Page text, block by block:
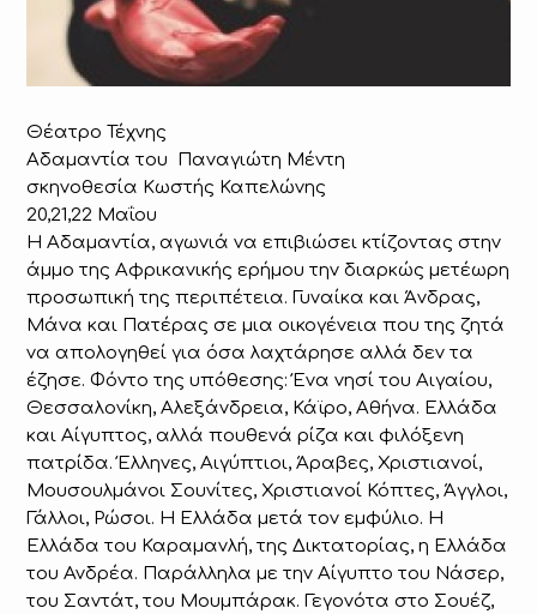
Θέατρο Τέχνης
Αδαμαντία του Παναγιώτη Μέντη
σκηνοθεσία Κωστής Καπελώνης
20,21,22 Μαΐου
Η Αδαμαντία, αγωνιά να επιβιώσει κτίζοντας στην
άµµο της Αφρικανικής ερήµου την διαρκώς μετέωρη
προσωπική της περιπέτεια. Γυναίκα και Άνδρας,
Μάνα και Πατέρας σε µια οικογένεια που της ζητά
να απολογηθεί για όσα λαχτάρησε αλλά δεν τα
έζησε. Φόντο της υπόθεσης: Ένα νησί του Αιγαίου,
Θεσσαλονίκη, Αλεξάνδρεια, Κάϊρο, Αθήνα. Ελλάδα
και Αίγυπτος, αλλά πουθενά ρίζα και φιλόξενη
πατρίδα. Έλληνες, Αιγύπτιοι, Άραβες, Χριστιανοί,
Μουσουλµάνοι Σουνίτες, Χριστιανοί Κόπτες, Άγγλοι,
Γάλλοι, Ρώσοι. Η Ελλάδα µετά τον εµφύλιο. Η
Ελλάδα του Καραµανλή, της Δικτατορίας, η Ελλάδα
του Ανδρέα. Παράλληλα µε την Αίγυπτο του Νάσερ,
του Σαντάτ, του Μουµπάρακ. Γεγονότα στο Σουέζ,